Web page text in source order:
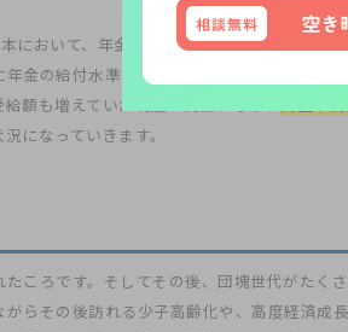
おいて、年金制度を長期にわたり保つ事は
金の給付水準を調整する仕組みを作ります
額も増えていた制度が廃止になり、
になっていきます。
ころです。そしてその後、団塊世代がたく
らその後訪れる少子高齢化や、高度経済成